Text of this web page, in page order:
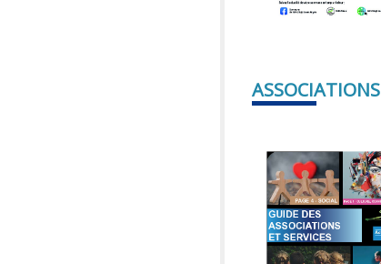
ASSOCIATIONS